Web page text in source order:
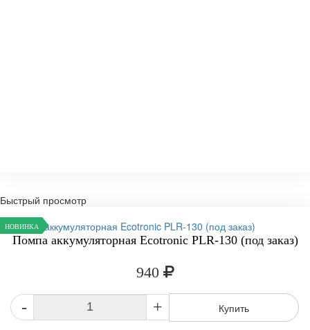
Быстрый просмотр
НОВИНКА
Помпа аккумуляторная Ecotronic PLR-130 (под заказ)
940
- + Купить